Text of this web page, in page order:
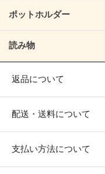
ポットホルダー
読み物
返品について
配送・送料について
支払い方法について